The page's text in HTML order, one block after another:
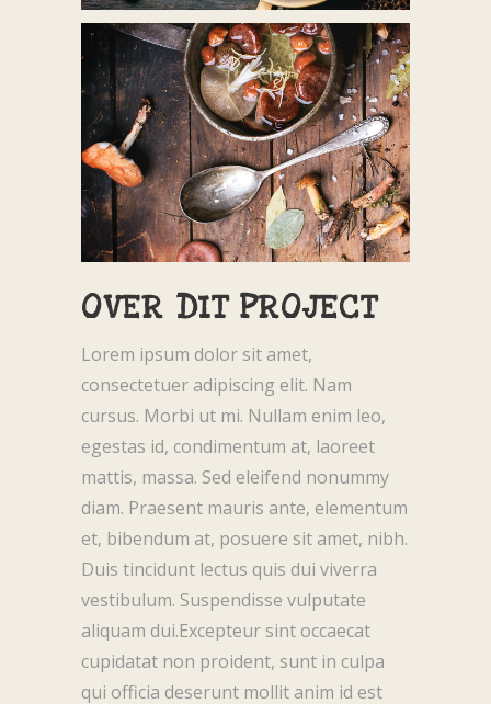
OVER DIT PROJECT
Lorem ipsum dolor sit amet,
consectetuer adipiscing elit. Nam
cursus. Morbi ut mi. Nullam enim leo,
egestas id, condimentum at, laoreet
mattis, massa. Sed eleifend nonummy
diam. Praesent mauris ante, elementum
et, bibendum at, posuere sit amet, nibh.
Duis tincidunt lectus quis dui viverra
vestibulum. Suspendisse vulputate
aliquam dui.Excepteur sint occaecat
cupidatat non proident, sunt in culpa
qui officia deserunt mollit anim id est